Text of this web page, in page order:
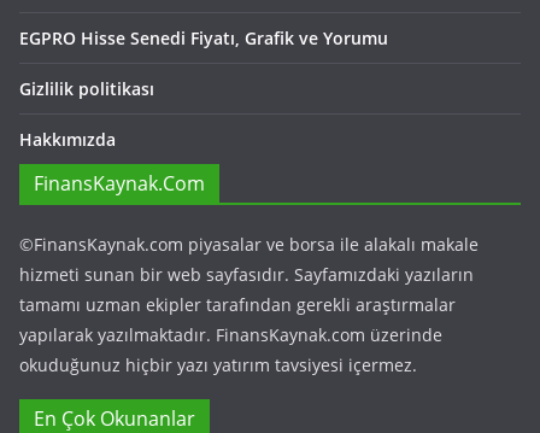
EGPRO Hisse Senedi Fiyatı, Grafik ve Yorumu
Gizlilik politikası
Hakkımızda
FinansKaynak.Com
©FinansKaynak.com piyasalar ve borsa ile alakalı makale
hizmeti sunan bir web sayfasıdır. Sayfamızdaki yazıların
tamamı uzman ekipler tarafından gerekli araştırmalar
yapılarak yazılmaktadır. FinansKaynak.com üzerinde
okuduğunuz hiçbir yazı yatırım tavsiyesi içermez.
En Çok Okunanlar